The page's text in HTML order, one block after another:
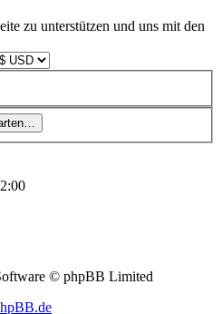
zu unterstützen und uns mit den
© phpBB Limited